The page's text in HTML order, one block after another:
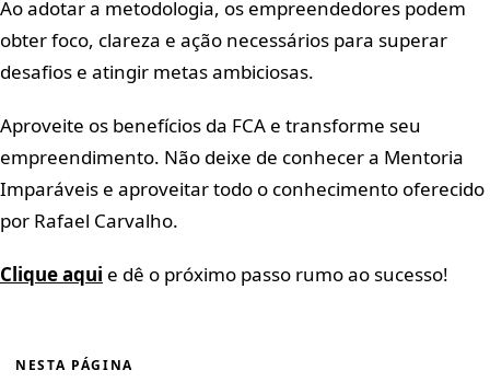
Ao adotar a metodologia, os empreendedores podem
obter foco, clareza e ação necessários para superar
desafios e atingir metas ambiciosas.
Aproveite os benefícios da FCA e transforme seu
empreendimento. Não deixe de conhecer a Mentoria
Imparáveis e aproveitar todo o conhecimento oferecido
por Rafael Carvalho.
Clique aqui e dê o próximo passo rumo ao sucesso!
NESTA PÁGINA